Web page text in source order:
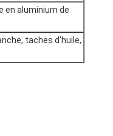
en aluminium de
taches d'huile,